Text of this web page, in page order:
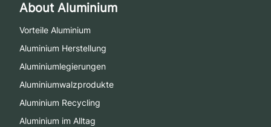
About Aluminium
Vorteile Aluminium
Aluminium Herstellung
Aluminiumlegierungen
Aluminiumwalzprodukte
Aluminium Recycling
Aluminium im Alltag